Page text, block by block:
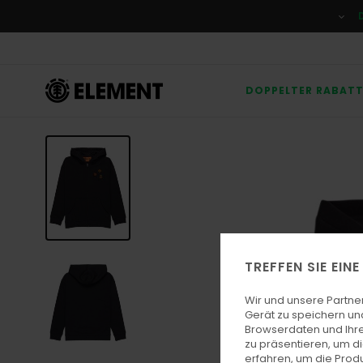
Produktinformation
DOPPELTER RABATT
TREFFEN SIE
Wir und unsere
Gerät zu speichern
Browserdaten und
zu präsentieren, um
erfahren, um die